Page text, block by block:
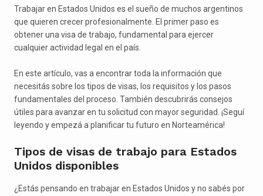
Trabajar en Estados Unidos es el sueño de muchos argentinos
que quieren crecer profesionalmente. El primer paso es
obtener una visa de trabajo, fundamental para ejercer
cualquier actividad legal en el país.
En este artículo, vas a encontrar toda la información que
necesitás sobre los tipos de visas, los requisitos y los pasos
fundamentales del proceso. También descubrirás consejos
útiles para avanzar en tu solicitud con mayor seguridad. ¡Seguí
leyendo y empezá a planificar tu futuro en Norteamérica!
Tipos de visas de trabajo para Estados
Unidos disponibles
¿Estás pensando en trabajar en Estados Unidos y no sabés por